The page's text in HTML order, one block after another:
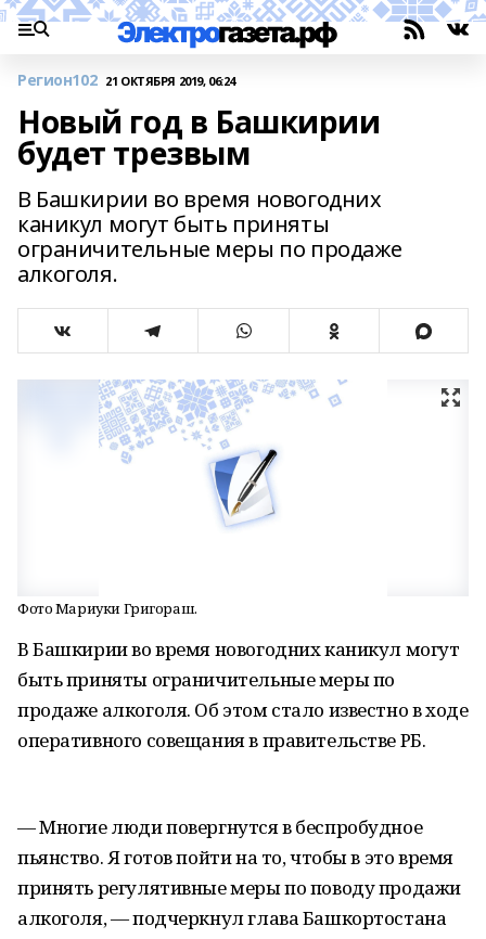
Регион102 21 ОКТЯБРЯ 2019, 06:24
Новый год в Башкирии
будет трезвым
В Башкирии во время новогодних
каникул могут быть приняты
ограничительные меры по продаже
алкоголя.
Фото Мариуки Григораш.
В Башкирии во время новогодних каникул могут
быть приняты ограничительные меры по
продаже алкоголя. Об этом стало известно в ходе
оперативного совещания в правительстве РБ.
— Многие люди повергнутся в беспробудное
пьянство. Я готов пойти на то, чтобы в это время
принять регулятивные меры по поводу продажи
алкоголя, — подчеркнул глава Башкортостана